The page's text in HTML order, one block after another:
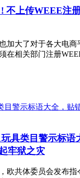
不上传WEEE注
加大了对于各大电商
在相关部门注册
玩具类目警示标语
牢狱之灾
欧共体委员会发布指